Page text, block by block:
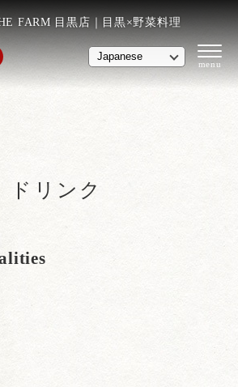
FARM 目黒店｜目黒×野菜料理
ドリンク